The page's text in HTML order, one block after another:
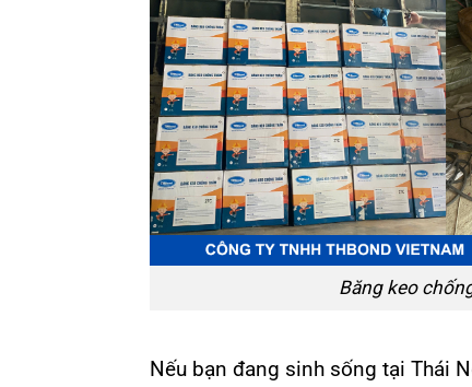
Băng keo
Nếu bạn đang sinh sống tại Thái